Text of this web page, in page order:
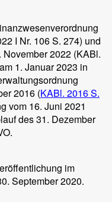
I Nr. 106 S. 274) und
2022 (KABl.
1. Januar 2023 in
2016 (KABl. 2016 S.
vom 16. Juni 2021
des 31. Dezember
im
September 2020.